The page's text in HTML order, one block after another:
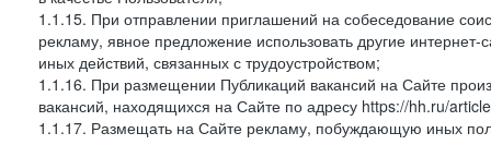
1.1.15. При отправлении приглашений на собеседование
рекламу, явное предложение использовать другие
иных действий, связанных с трудоустройством;
1.1.16. При размещении Публикаций вакансий на Сайте
вакансий, находящихся на Сайте по адресу https://hh.ru/
1.1.17. Размещать на Сайте рекламу, побуждающую иных